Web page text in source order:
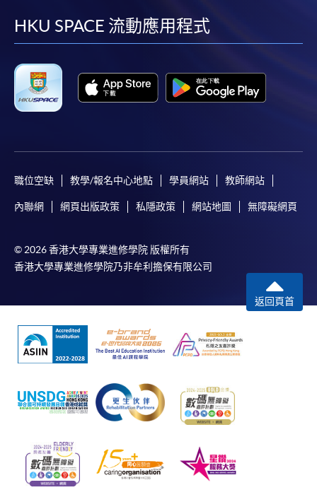
facebook
youtube
linkedin
HKU SPACE 流動應用程式
職位空缺 教學/報名中心地點 學員網站 教師網站
內聯網 網頁出版政策 私隱政策 網站地圖 無障礙網頁
© 2026 香港大學專業進修學院 版權所有
香港大學專業進修學院乃非牟利擔保有限公司
返回頁首